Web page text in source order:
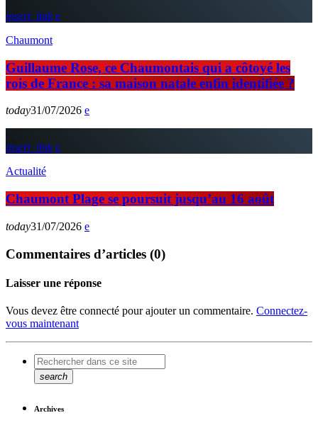
insert_link
Chaumont
Guillaume Rose, ce Chaumontais qui a côtoyé les
rois de France : sa maison natale enfin identifiée ?
today31/07/2026
insert_link
Actualité
Chaumont Plage se poursuit jusqu’au 16 août
today31/07/2026
Commentaires d’articles (0)
Laisser une réponse
Vous devez être connecté pour ajouter un commentaire. Connectez-
vous maintenant
search
Archives